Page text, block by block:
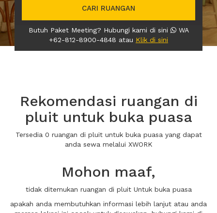
CARI RUANGAN
Butuh Paket Meeting? Hubungi kami di sini
WA
+62-812-8900-4848 atau Klik di sini
Rekomendasi ruangan di
pluit untuk buka puasa
Tersedia 0 ruangan di pluit untuk buka puasa yang dapat
anda sewa melalui XWORK
Mohon maaf,
tidak ditemukan ruangan di pluit Untuk buka puasa
apakah anda membutuhkan informasi lebih lanjut atau anda